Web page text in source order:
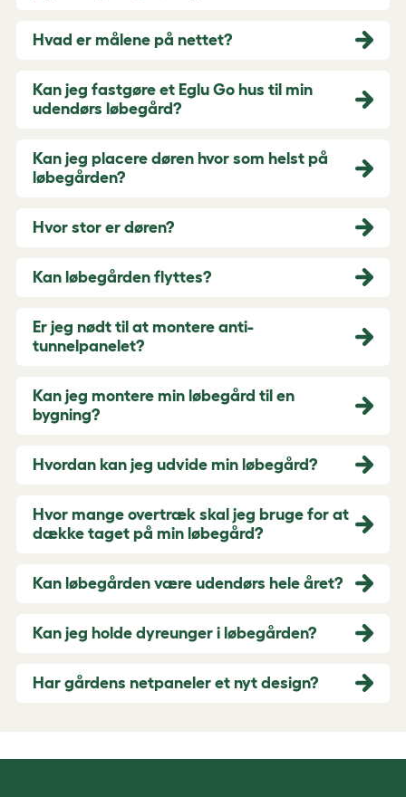
Hvad er målene på nettet?
Kan jeg fastgøre et Eglu Go hus til min
udendørs løbegård?
Kan jeg placere døren hvor som helst på
løbegården?
Hvor stor er døren?
Kan løbegården flyttes?
Er jeg nødt til at montere anti-
tunnelpanelet?
Kan jeg montere min løbegård til en
bygning?
Hvordan kan jeg udvide min løbegård?
Hvor mange overtræk skal jeg bruge for at
dække taget på min løbegård?
Kan løbegården være udendørs hele året?
Kan jeg holde dyreunger i løbegården?
Har gårdens netpaneler et nyt design?